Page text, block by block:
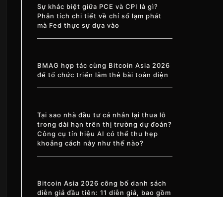
Sự khác biệt giữa PCE và CPI là gì?
Phân tích chi tiết về chỉ số lạm phát
mà Fed thực sự dựa vào
BMAG hợp tác cùng Bitcoin Asia 2026
để tổ chức triển lãm thẻ bài toàn diện
Tại sao nhà đầu tư cá nhân lại thua lỗ
trong dài hạn trên thị trường dự đoán?
Công cụ tín hiệu AI có thể thu hẹp
khoảng cách này như thế nào?
Bitcoin Asia 2026 công bố danh sách
diễn giả đầu tiên: 11 diễn giả, bao gồm